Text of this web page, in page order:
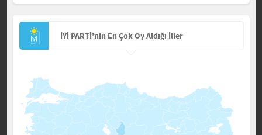
İYİ PARTİ'nin En Çok Oy Aldığı İller